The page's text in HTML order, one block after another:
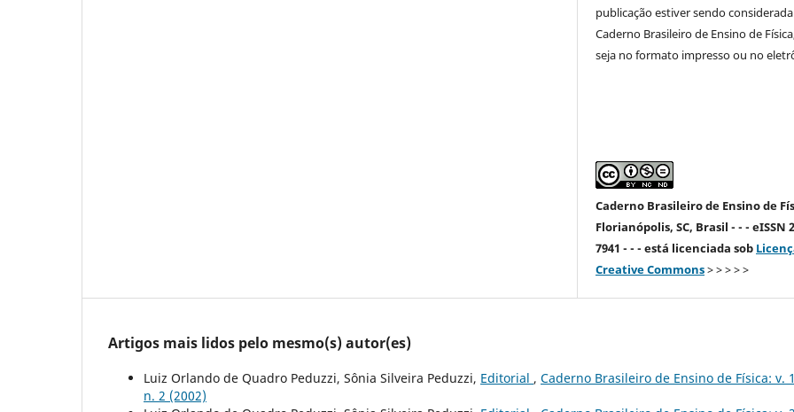
publicação estiver sendo
Caderno Brasileiro de Ensino de
seja no formato impresso ou no
Caderno Brasileiro de Ensino de
Florianópolis, SC, Brasil - - - eISSN
7941 - - - está licenciada sob
Creative Commons> > > > >
Artigos mais lidos pelo mesmo(s) autor(es)
Luiz Orlando de Quadro Peduzzi, Sônia Silveira Peduzzi, Editorial , Caderno Brasileiro de Ensino de Física: v.
n. 2 (2002)